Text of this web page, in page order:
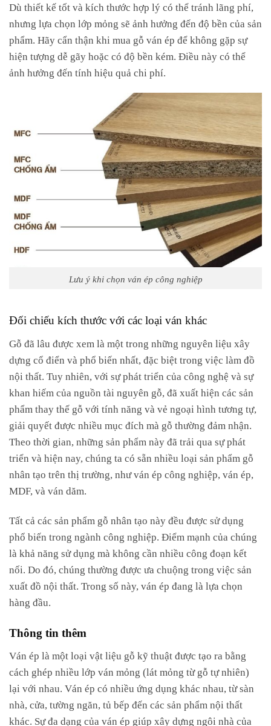
Dù thiết kế tốt và kích thước hợp lý có thể tránh lãng phí,
nhưng lựa chọn lớp mỏng sẽ ảnh hưởng đến độ bền của sản
phẩm. Hãy cẩn thận khi mua gỗ ván ép để không gặp sự
hiện tượng dễ gãy hoặc có độ bền kém. Điều này có thể
ảnh hưởng đến tính hiệu quả chi phí.
Lưu ý khi chọn ván ép công nghiệp
Đối chiếu kích thước với các loại ván khác
Gỗ đã lâu được xem là một trong những nguyên liệu xây
dựng cổ điển và phổ biến nhất, đặc biệt trong việc làm đồ
nội thất. Tuy nhiên, với sự phát triển của công nghệ và sự
khan hiếm của nguồn tài nguyên gỗ, đã xuất hiện các sản
phẩm thay thế gỗ với tính năng và vẻ ngoại hình tương tự,
giải quyết được nhiều mục đích mà gỗ thường đảm nhận.
Theo thời gian, những sản phẩm này đã trải qua sự phát
triển và hiện nay, chúng ta có sẵn nhiều loại sản phẩm gỗ
nhân tạo trên thị trường, như ván ép công nghiệp, ván ép,
MDF, và ván dăm.
Tất cả các sản phẩm gỗ nhân tạo này đều được sử dụng
phổ biến trong ngành công nghiệp. Điểm mạnh của chúng
là khả năng sử dụng mà không cần nhiều công đoạn kết
nối. Do đó, chúng thường được ưa chuộng trong việc sản
xuất đồ nội thất. Trong số này, ván ép đang là lựa chọn
hàng đầu.
Thông tin thêm
Ván ép là một loại vật liệu gỗ kỹ thuật được tạo ra bằng
cách ghép nhiều lớp ván mỏng (lát mỏng từ gỗ tự nhiên)
lại với nhau. Ván ép có nhiều ứng dụng khác nhau, từ sàn
nhà, cửa, tường ngăn, tủ bếp đến các sản phẩm nội thất
khác. Sự đa dạng của ván ép giúp xây dựng ngôi nhà của